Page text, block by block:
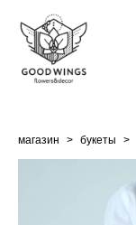
магазин > букеты >